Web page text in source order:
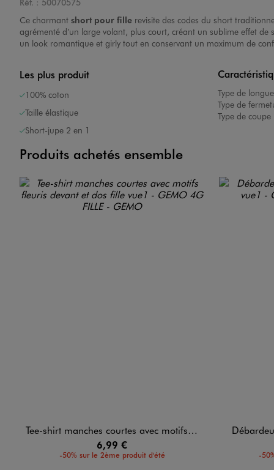
Image 5 sur 6
Image 6 sur 6
Ce charmant short pour fille revisite des codes du short
agrémenté d’un large volant, plus court, créant un sublime effet
un look romantique et girly tout en conservant un maximum de
Les plus produit
100% coton
Taille élastique
Short-jupe 2 en 1
Type de
Type de
Type de coupe
Produits achetés ensemble
Tee-shirt manches courtes avec motifs fleuris devant et dos fille
6,99 €
-50% sur le 2ème produit d'été -